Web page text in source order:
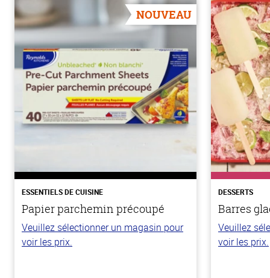
NOUVEAU
ESSENTIELS DE CUISINE
Papier parchemin précoupé
Veuillez sélectionner un magasin pour
voir les prix.
DESSERTS
Barres
Veuillez
voir les prix.